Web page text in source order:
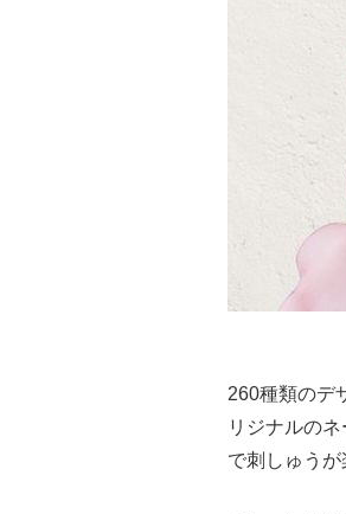
260種類のデ
リジナルの
で刺しゅうが